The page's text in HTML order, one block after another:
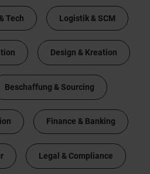
Tech Logistik & SCM
Design & Kreation
Beschaffung & Sourcing
Finance & Banking
Legal & Compliance